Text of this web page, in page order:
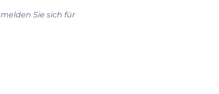
Sie sich für